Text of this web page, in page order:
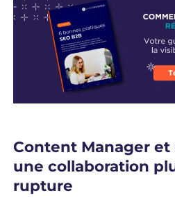
Content Manager et
une collaboration
rupture